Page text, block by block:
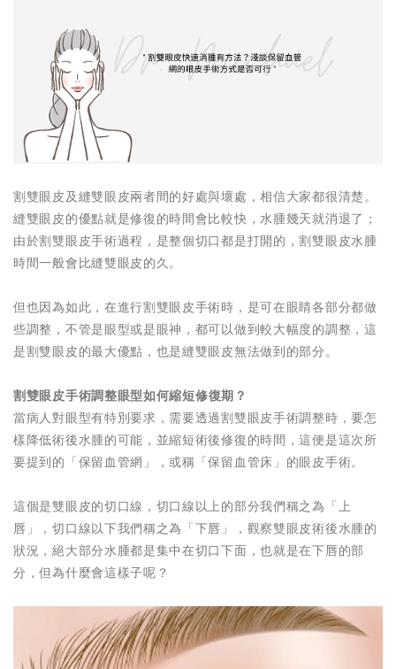
割雙眼皮及縫雙眼皮兩者間的好處與壞處，相信大家都很清楚。
縫雙眼皮的優點就是修復的時間會比較快，水腫幾天就消退了；
由於割雙眼皮手術過程，是整個切口都是打開的，割雙眼皮水腫
時間一般會比縫雙眼皮的久。
但也因為如此，在進行割雙眼皮手術時，是可在眼睛各部分都做
些調整，不管是眼型或是眼神，都可以做到較大幅度的調整，這
是割雙眼皮的最大優點，也是縫雙眼皮無法做到的部分。
割雙眼皮手術調整眼型如何縮短修復期？
當病人對眼型有特別要求，需要透過割雙眼皮手術調整時，要怎
樣降低術後水腫的可能，並縮短術後修復的時間，這便是這次所
要提到的「保留血管網」，或稱「保留血管床」的眼皮手術。
這個是雙眼皮的切口線，切口線以上的部分我們稱之為「上
唇」，切口線以下我們稱之為「下唇」，觀察雙眼皮術後水腫的
狀況，絕大部分水腫都是集中在切口下面，也就是在下唇的部
分，但為什麼會這樣子呢？